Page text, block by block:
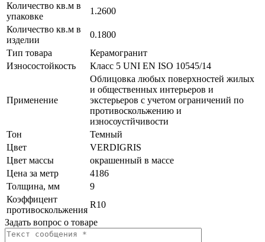
Количество кв.м в
упаковке
1.2600
Количество кв.м в
изделии
0.1800
Тип товара
Керамогранит
Износостойкость
Класс 5 UNI EN ISO 10545/14
Применение
Облицовка любых поверхностей жилых
и общественных интерьеров и
экстерьеров с учетом ограничений по
противоскольжению и
износоустйчивости
Тон
Темный
Цвет
VERDIGRIS
Цвет массы
окрашенный в массе
Цена за метр
4186
Толщина, мм
9
Коэффицент
противоскольжения
R10
Задать вопрос о товаре